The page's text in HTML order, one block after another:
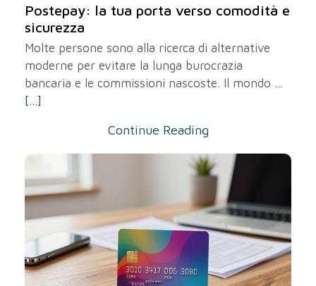
Postepay: la tua porta verso comodità e
sicurezza
Molte persone sono alla ricerca di alternative
moderne per evitare la lunga burocrazia
bancaria e le commissioni nascoste. Il mondo ...
[...]
Continue Reading